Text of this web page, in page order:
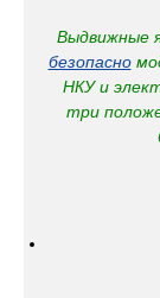
Выдвижные
безопасно
НКУ и
три